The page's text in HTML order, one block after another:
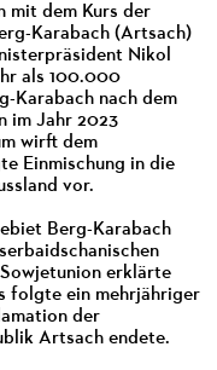
mit dem Kurs der
Karabach (Artsach)
Nikol
als 100.000
Karabach nach dem
im Jahr 2023
wirft dem
Einmischung in die
vor.
Berg-Karabach
erklärte
folgte ein mehrjähriger
der
Artsach endete.